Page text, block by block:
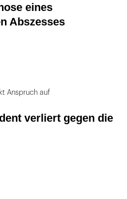
eines
Abszesses
Anspruch auf
verliert gegen die